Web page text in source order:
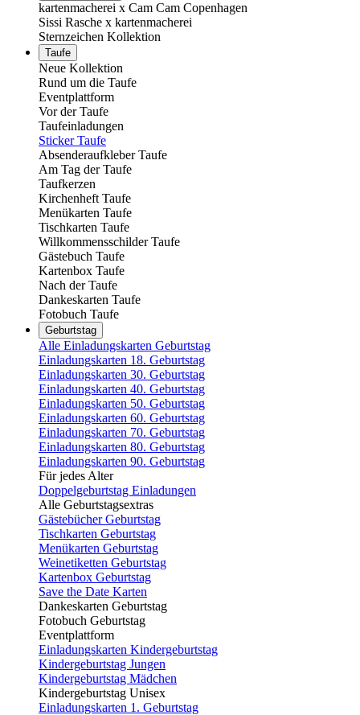
kartenmacherei x Cam Cam Copenhagen
Sissi Rasche x kartenmacherei
Sternzeichen Kollektion
Taufe
Neue Kollektion
Rund um die Taufe
Eventplattform
Vor der Taufe
Taufeinladungen
Sticker Taufe
Absenderaufkleber Taufe
Am Tag der Taufe
Taufkerzen
Kirchenheft Taufe
Menükarten Taufe
Tischkarten Taufe
Willkommensschilder Taufe
Gästebuch Taufe
Kartenbox Taufe
Nach der Taufe
Dankeskarten Taufe
Fotobuch Taufe
Geburtstag
Alle Einladungskarten Geburtstag
Einladungskarten 18. Geburtstag
Einladungskarten 30. Geburtstag
Einladungskarten 40. Geburtstag
Einladungskarten 50. Geburtstag
Einladungskarten 60. Geburtstag
Einladungskarten 70. Geburtstag
Einladungskarten 80. Geburtstag
Einladungskarten 90. Geburtstag
Für jedes Alter
Doppelgeburtstag Einladungen
Alle Geburtstagsextras
Gästebücher Geburtstag
Tischkarten Geburtstag
Menükarten Geburtstag
Weinetiketten Geburtstag
Kartenbox Geburtstag
Save the Date Karten
Dankeskarten Geburtstag
Fotobuch Geburtstag
Eventplattform
Einladungskarten Kindergeburtstag
Kindergeburtstag Jungen
Kindergeburtstag Mädchen
Kindergeburtstag Unisex
Einladungskarten 1. Geburtstag